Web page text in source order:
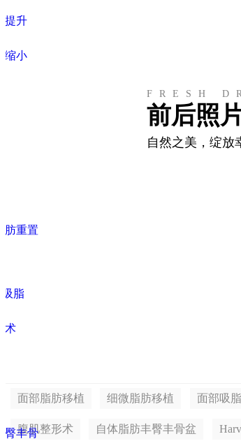
提升
缩小
肪重置
吸脂
术
臀丰骨
FRESH
前后照
自然之美，绽放
面部脂肪移植 细微脂肪移植 面部吸脂
腹肌整形术 自体脂肪丰臀丰骨盆